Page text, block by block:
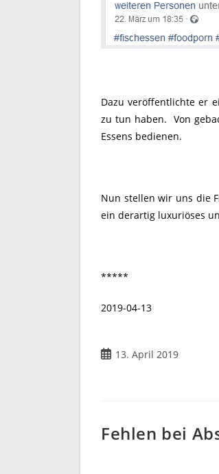
Dazu veröffentlichte er
zu tun haben. Von
Essens bedienen.
Nun stellen wir uns die
ein derartig luxuriöses
*****
2019-04-13
13. April 2019
Fehlen bei